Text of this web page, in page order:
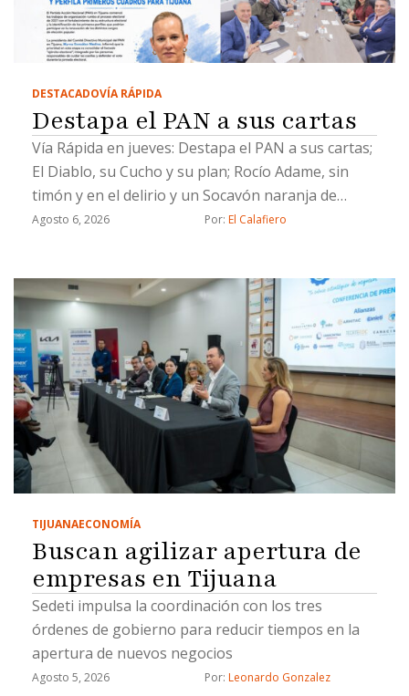
DESTACADOVÍA RÁPIDA
Destapa el PAN a sus cartas
Vía Rápida en jueves: Destapa el PAN a sus cartas;
El Diablo, su Cucho y su plan; Rocío Adame, sin
timón y en el delirio y un Socavón naranja de
Chicali
Agosto 6, 2026 Por: El Calafiero
TIJUANAECONOMÍA
Buscan agilizar apertura de
empresas en Tijuana
Sedeti impulsa la coordinación con los tres
órdenes de gobierno para reducir tiempos en la
apertura de nuevos negocios
Agosto 5, 2026 Por: Leonardo Gonzalez